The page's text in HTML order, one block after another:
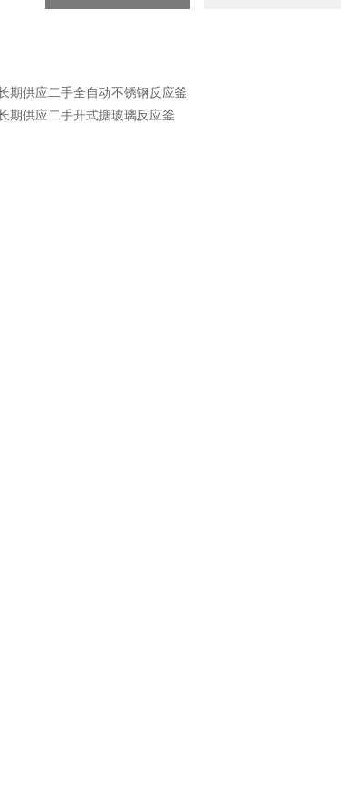
期供应二手全自动不锈钢反应釜
期供应二手开式搪玻璃反应釜